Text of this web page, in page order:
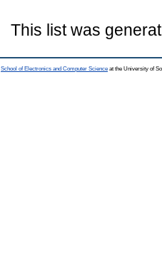
This list was
School of Electronics and Computer Science at the University of